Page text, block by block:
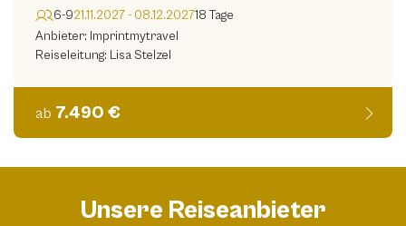
6-921.11.2027 - 08.12.202718 Tage
Anbieter: Imprintmytravel
Reiseleitung: Lisa Stelzel
ab 7.490 €
Unsere Reiseanbieter